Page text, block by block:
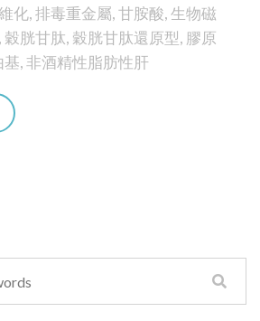
化,排毒重金屬,甘胺酸, 生物磁
, 穀胱甘肽, 穀胱甘肽還原型, 膠原
基,非酒精性脂肪性肝